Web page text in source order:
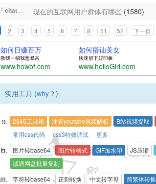
『 chatGPT 』
现在的互联网用户群体有哪些 (1580)
2 3 4 5 6 7 8 51 52 下一页
如何日赚百万
教我一招我想暴富
www.howbf.com
如何搭讪美女
快速留下好印象
www.helloGirl.com
实用工具 (why？)
2345工具箱 油管youtube视频解析 B站视频提取
常用css代码
css3特效调试
更多
图片转base64
图片转格式 GIF加水印 JS压缩
诚通网盘批量复制
字符转base64
正则转换 中文转字母 简繁体转换